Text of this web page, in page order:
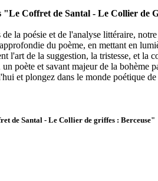
"Le Coffret de Santal - Le Collier de
la poésie et de l'analyse littéraire,
du poème, en mettant en
l'art de la suggestion, la tristesse, et
poète et savant majeur de la
et plongez dans le monde poétique
de Santal - Le Collier de griffes : Berceuse"